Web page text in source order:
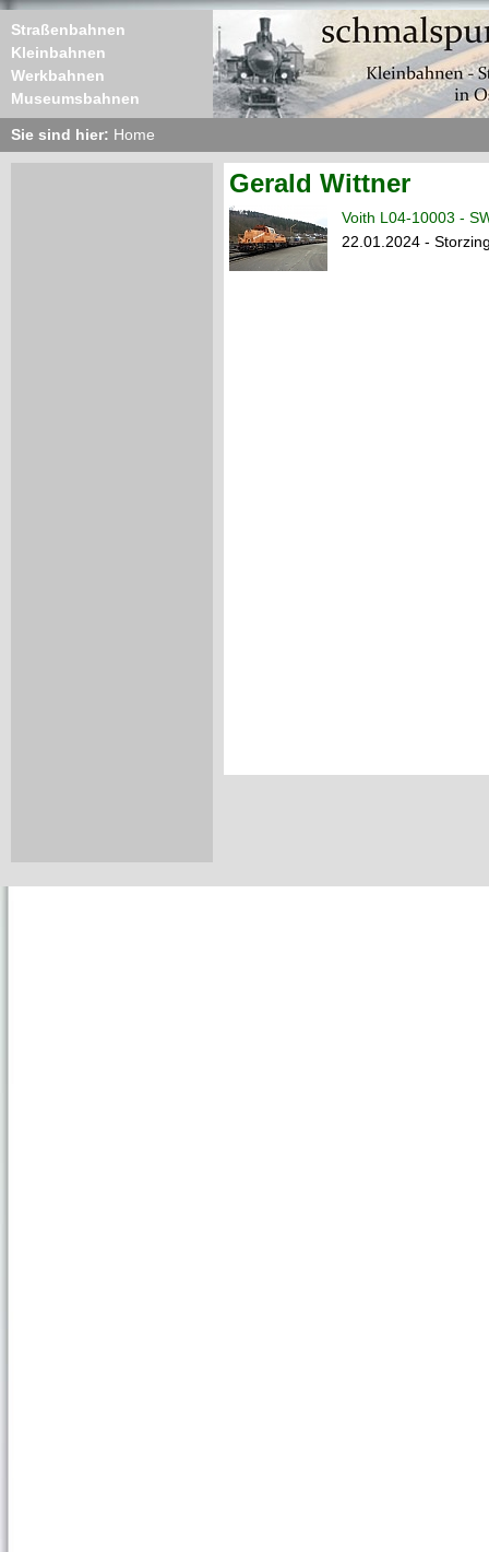
Straßenbahnen
Kleinbahnen
Werkbahnen
Museumsbahnen
Sie sind hier: Home
Gerald Wittner
Voith L04-10003 -
22.01.2024 -